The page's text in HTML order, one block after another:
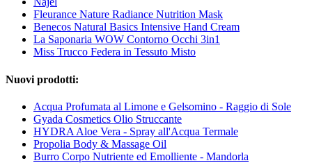
Fleurance Nature Radiance Nutrition Mask
Benecos Natural Basics Intensive Hand Cream
La Saponaria WOW Contorno Occhi 3in1
Miss Trucco Federa in Tessuto Misto
Nuovi prodotti:
Acqua Profumata al Limone e Gelsomino - Raggio di Sole
Gyada Cosmetics Olio Struccante
HYDRA Aloe Vera - Spray all'Acqua Termale
Propolia Body & Massage Oil
Burro Corpo Nutriente ed Emolliente - Mandorla